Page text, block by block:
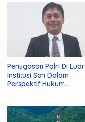
Penugasan Polri Di Luar
Institusi Sah Dalam
Perspektif Hukum